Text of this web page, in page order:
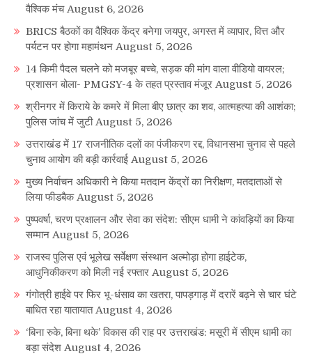
वैश्विक मंच August 6, 2026
BRICS बैठकों का वैश्विक केंद्र बनेगा जयपुर, अगस्त में व्यापार, वित्त और
पर्यटन पर होगा महामंथन August 5, 2026
14 किमी पैदल चलने को मजबूर बच्चे, सड़क की मांग वाला वीडियो वायरल;
प्रशासन बोला- PMGSY-4 के तहत प्रस्ताव मंजूर August 5, 2026
श्रीनगर में किराये के कमरे में मिला बीए छात्र का शव, आत्महत्या की आशंका;
पुलिस जांच में जुटी August 5, 2026
उत्तराखंड में 17 राजनीतिक दलों का पंजीकरण रद्द, विधानसभा चुनाव से पहले
चुनाव आयोग की बड़ी कार्रवाई August 5, 2026
मुख्य निर्वाचन अधिकारी ने किया मतदान केंद्रों का निरीक्षण, मतदाताओं से
लिया फीडबैक August 5, 2026
पुष्पवर्षा, चरण प्रक्षालन और सेवा का संदेश: सीएम धामी ने कांवड़ियों का किया
सम्मान August 5, 2026
राजस्व पुलिस एवं भूलेख सर्वेक्षण संस्थान अल्मोड़ा होगा हाईटेक,
आधुनिकीकरण को मिली नई रफ्तार August 5, 2026
गंगोत्री हाईवे पर फिर भू-धंसाव का खतरा, पापड़गाड़ में दरारें बढ़ने से चार घंटे
बाधित रहा यातायात August 4, 2026
‘बिना रुके, बिना थके’ विकास की राह पर उत्तराखंड: मसूरी में सीएम धामी का
बड़ा संदेश August 4, 2026